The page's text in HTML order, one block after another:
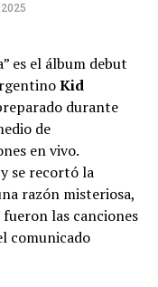
es el álbum debut
Kid
durante
de
en vivo.
se recortó la
razón misteriosa,
fueron las canciones
comunicado